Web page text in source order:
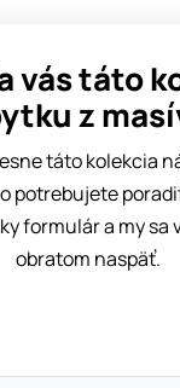
vás táto
z
táto kolekcia
potrebujete
formulár a my sa
obratom naspäť.